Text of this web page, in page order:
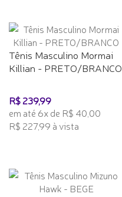
Tênis Masculino Mormai
Killian - PRETO/BRANCO
R$ 239,99
em até 6x de R$ 40,00
R$ 227,99 à vista